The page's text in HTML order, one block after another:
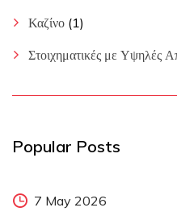
Καζίνο (1)
Στοιχηματικές με Υψηλές
Popular Posts
7 May 2026